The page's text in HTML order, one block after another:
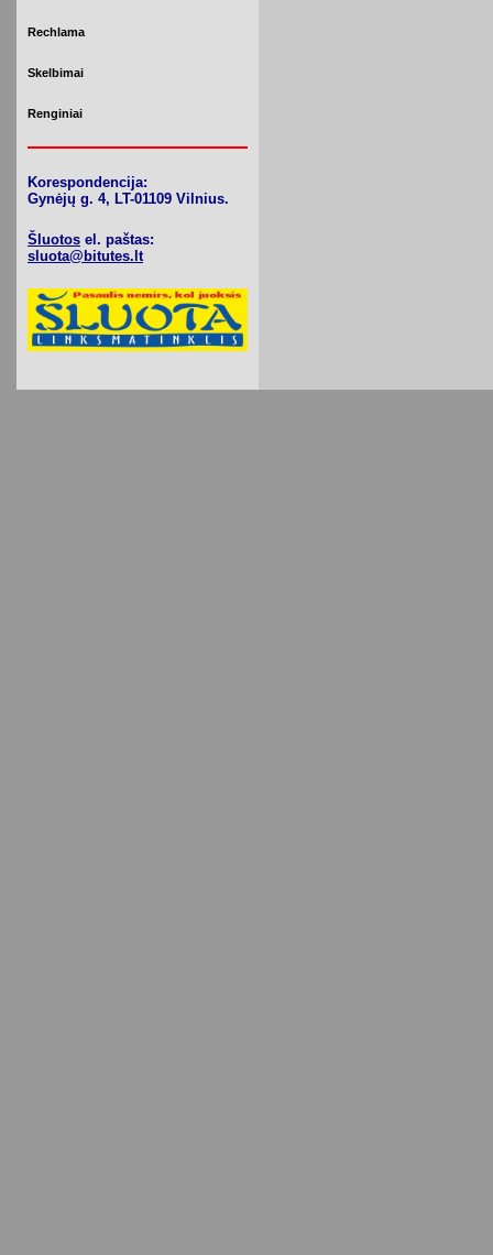
Rechlama
Skelbimai
Renginiai
Korespondencija:
Gynėjų g. 4, LT-01109 Vilnius.
Šluotos el. paštas:
sluota@bitutes.lt